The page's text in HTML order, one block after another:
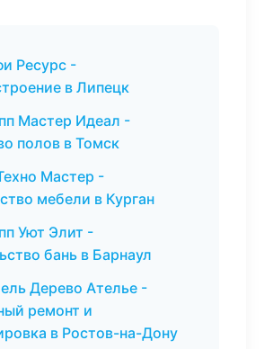
Ресурс -
в Липецк
Мастер Идеал -
полов в Томск
Мастер -
мебели в Курган
Уют Элит -
бань в Барнаул
Дерево Ателье -
ремонт и
в Ростов-на-Дону